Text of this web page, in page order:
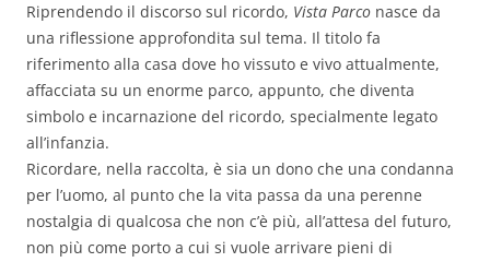
Riprendendo il discorso sul ricordo, Vista Parco nasce da
una riflessione approfondita sul tema. Il titolo fa
riferimento alla casa dove ho vissuto e vivo attualmente,
affacciata su un enorme parco, appunto, che diventa
simbolo e incarnazione del ricordo, specialmente legato
all’infanzia.
Ricordare, nella raccolta, è sia un dono che una condanna
per l’uomo, al punto che la vita passa da una perenne
nostalgia di qualcosa che non c’è più, all’attesa del futuro,
non più come porto a cui si vuole arrivare pieni di